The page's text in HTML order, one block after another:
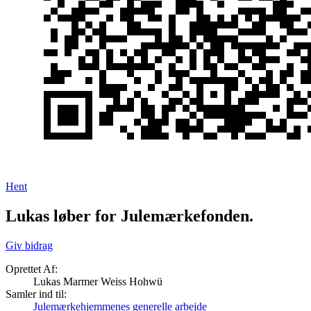
Hent
Lukas løber for Julemærkefonden.
Giv bidrag
Oprettet Af:
Lukas Marmer Weiss Hohwü
Samler ind til:
Julemærkehjemmenes generelle arbejde